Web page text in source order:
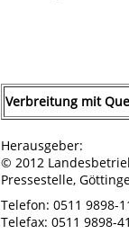
Verbreitung mit
Herausgeber:
© 2012
Pressestelle,
Telefon: 0511 9898-
Telefax: 0511 9898-